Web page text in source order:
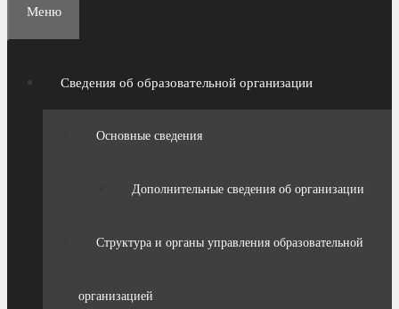
Меню
Сведения об образовательной организации
Основные сведения
Дополнительные сведения об организации
Структура и органы управления образовательной
организацией